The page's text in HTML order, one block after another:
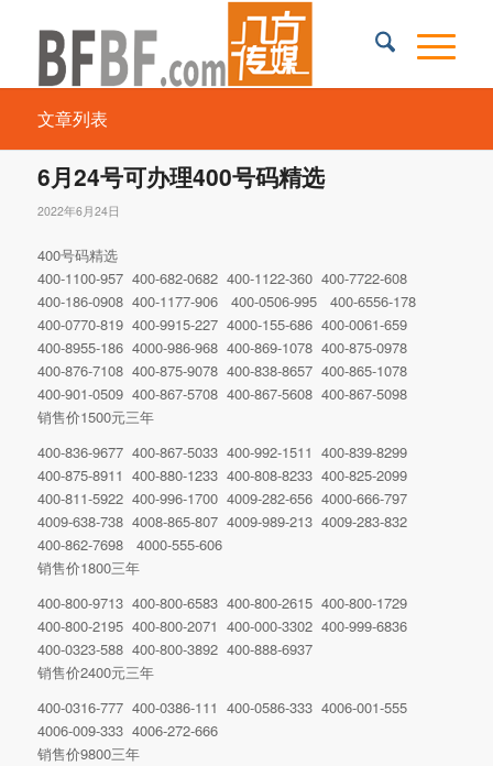
文章列表
6月24号可办理400号码精选
2022年6月24日
400号码精选
400-1100-957 400-682-0682 400-1122-360 400-7722-608
400-186-0908 400-1177-906 400-0506-995 400-6556-178
400-0770-819 400-9915-227 4000-155-686 400-0061-659
400-8955-186 4000-986-968 400-869-1078 400-875-0978
400-876-7108 400-875-9078 400-838-8657 400-865-1078
400-901-0509 400-867-5708 400-867-5608 400-867-5098
销售价1500元三年
400-836-9677 400-867-5033 400-992-1511 400-839-8299
400-875-8911 400-880-1233 400-808-8233 400-825-2099
400-811-5922 400-996-1700 4009-282-656 4000-666-797
4009-638-738 4008-865-807 4009-989-213 4009-283-832
400-862-7698 4000-555-606
销售价1800三年
400-800-9713 400-800-6583 400-800-2615 400-800-1729
400-800-2195 400-800-2071 400-000-3302 400-999-6836
400-0323-588 400-800-3892 400-888-6937
销售价2400元三年
400-0316-777 400-0386-111 400-0586-333 4006-001-555
4006-009-333 4006-272-666
销售价9800三年